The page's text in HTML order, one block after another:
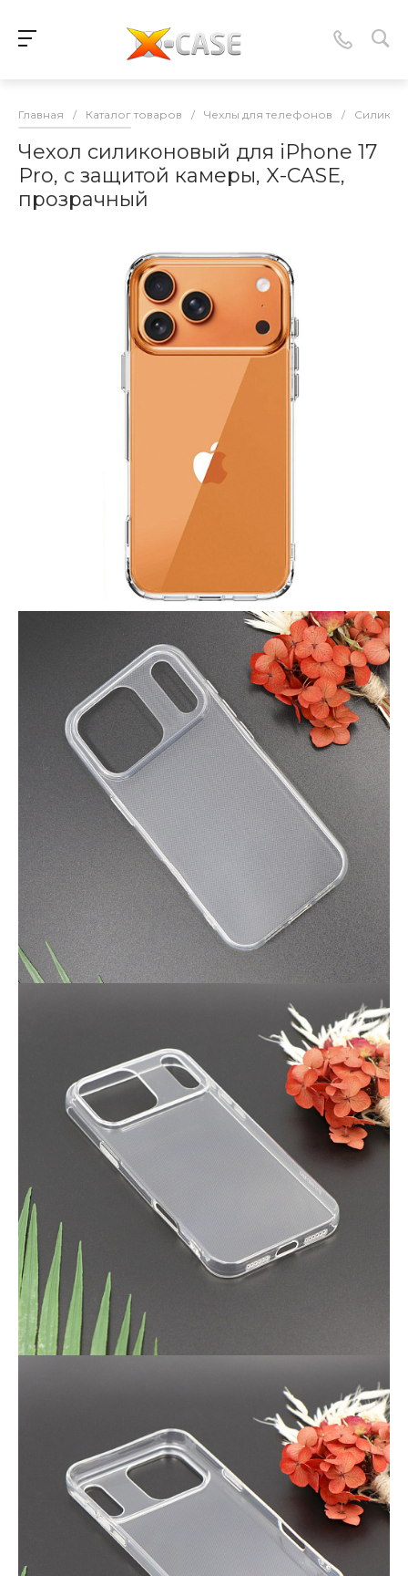
Главная / Каталог товаров / Чехлы для телефонов /
Чехол силиконовый для iPhone 17
Pro, с защитой камеры, X-CASE,
прозрачный